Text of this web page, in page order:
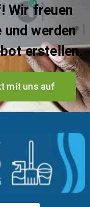
Wir freuen
werden
erstellen.
mit uns auf